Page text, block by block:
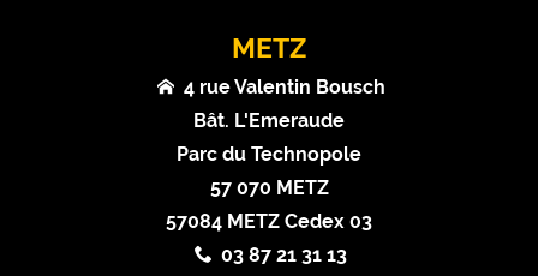
METZ
4 rue Valentin Bousch
Bât. L'Emeraude
Parc du Technopole
57 070 METZ
57084 METZ Cedex 03
03 87 21 31 13